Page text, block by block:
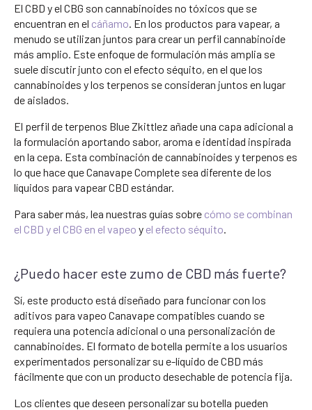
El CBD y el CBG son cannabinoides no tóxicos que se
encuentran en el cáñamo . En los productos para vapear, a
menudo se utilizan juntos para crear un perfil cannabinoide
más amplio. Este enfoque de formulación más amplia se
suele discutir junto con el efecto séquito, en el que los
cannabinoides y los terpenos se consideran juntos en lugar
de aislados.
El perfil de terpenos Blue Zkittlez añade una capa adicional a
la formulación aportando sabor, aroma e identidad inspirada
en la cepa. Esta combinación de cannabinoides y terpenos es
lo que hace que Canavape Complete sea diferente de los
líquidos para vapear CBD estándar.
Para saber más, lea nuestras guías sobre cómo se combinan
el CBD y el CBG en el vapeo y el efecto séquito
¿Puedo hacer este zumo de CBD más fuerte?
Sí, este producto está diseñado para funcionar con los
aditivos para vapeo Canavape compatibles cuando se
requiera una potencia adicional o una personalización de
cannabinoides. El formato de botella permite a los usuarios
experimentados personalizar su e-líquido de CBD más
fácilmente que con un producto desechable de potencia fija.
Los clientes que deseen personalizar su botella pueden